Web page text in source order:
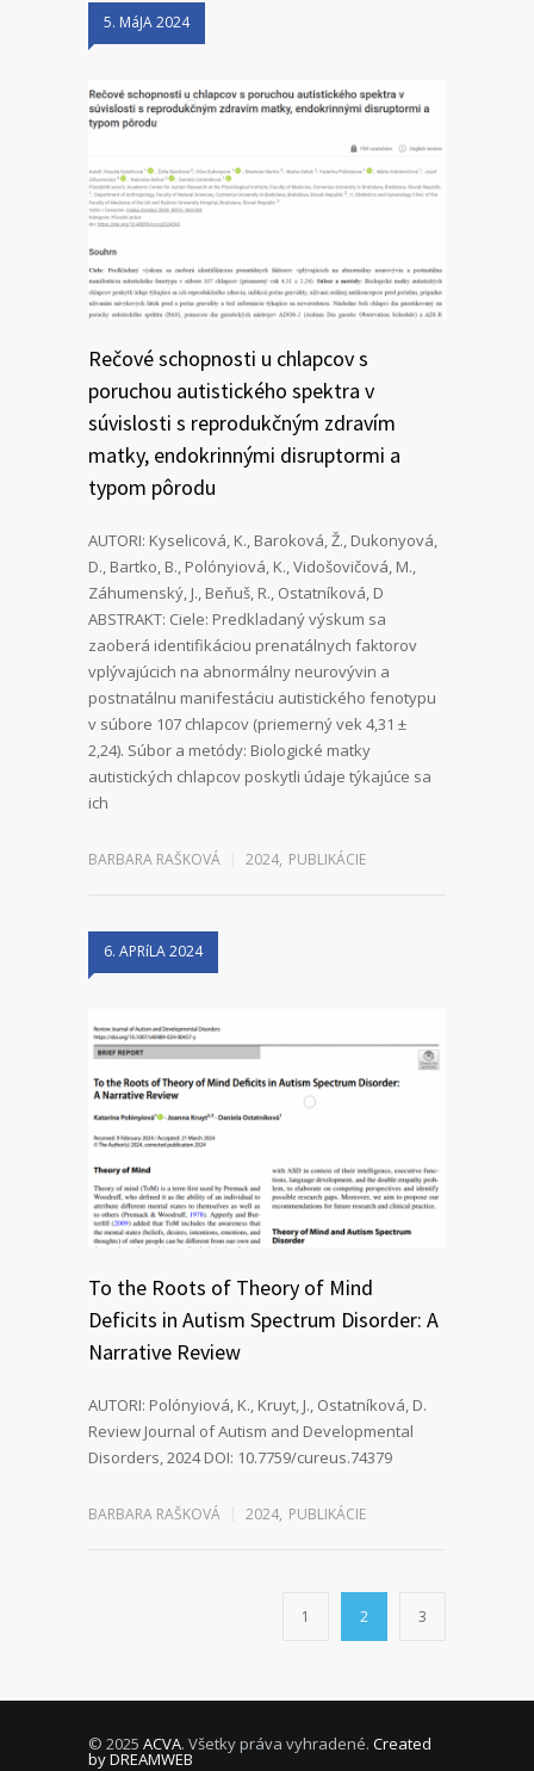
5. MáJA 2024
Rečové schopnosti u chlapcov s
poruchou autistického spektra v
súvislosti s reprodukčným zdravím
matky, endokrinnými disruptormi a
typom pôrodu
AUTORI: Kyselicová, K., Baroková, Ž., Dukonyová,
D., Bartko, B., Polónyiová, K., Vidošovičová, M.,
Záhumenský, J., Beňuš, R., Ostatníková, D
ABSTRAKT: Ciele: Predkladaný výskum sa
zaoberá identifikáciou prenatálnych faktorov
vplývajúcich na abnormálny neurovývin a
postnatálnu manifestáciu autistického fenotypu
v súbore 107 chlapcov (priemerný vek 4,31 ±
2,24). Súbor a metódy: Biologické matky
autistických chlapcov poskytli údaje týkajúce sa
ich
BARBARA RAŠKOVÁ 2024, PUBLIKÁCIE
6. APRíLA 2024
To the Roots of Theory of Mind
Deficits in Autism Spectrum Disorder: A
Narrative Review
AUTORI: Polónyiová, K., Kruyt, J., Ostatníková, D.
Review Journal of Autism and Developmental
Disorders, 2024 DOI: 10.7759/cureus.74379
BARBARA RAŠKOVÁ 2024, PUBLIKÁCIE
1 2 3
© 2025 ACVA. Všetky práva vyhradené. Created
by DREAMWEB